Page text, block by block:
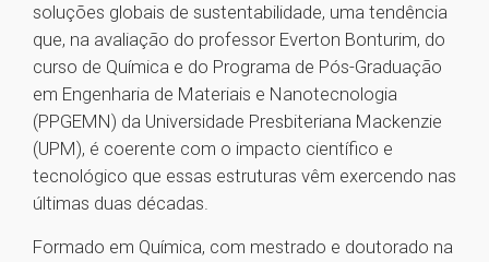
soluções globais de sustentabilidade, uma tendência
que, na avaliação do professor Everton Bonturim, do
curso de Química e do Programa de Pós-Graduação
em Engenharia de Materiais e Nanotecnologia
(PPGEMN) da Universidade Presbiteriana Mackenzie
(UPM), é coerente com o impacto científico e
tecnológico que essas estruturas vêm exercendo nas
últimas duas décadas.
Formado em Química, com mestrado e doutorado na